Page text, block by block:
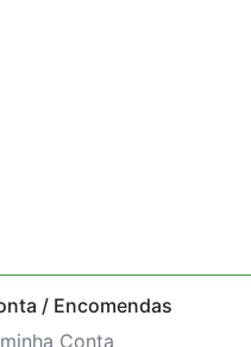
/ Encomendas
Conta